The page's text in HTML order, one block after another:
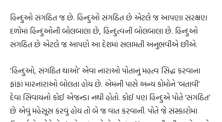
હિન્દુઓ સંગઠિત જ છે. હિન્દુઓ સંગઠિત છે એટલે જ આપણા સંરક્ષણ
દળોમાં હિન્દુઓની બોલબાલા છે, હિન્દુત્વની બોલબાલા છે. હિન્દુઓ
સંગઠિત છે એટલે જ આપણે આ દેશમાં સલામતી અનુભવીએ છીએ.
‘હિન્દુઓ, સંગઠિત થાઓ’ એવા નારાઓ પોતાનું મહત્વ સિદ્ધ કરવાના
ફાંફાં મારનારાઓ બોલતા હોય છે. એમની પાસે અન્ય કોમોને ‘બતાવી’
દેવા સિવાયનો કોઈ એજન્ડા નથી હોતો. કોઈ પણ હિન્દુએ પોતે ‘સંગઠિત’
છે એવું મહેસૂસ કરવું હોય તો બે જ વાત કરવાની. પોતે જે સંસ્કારોમાં